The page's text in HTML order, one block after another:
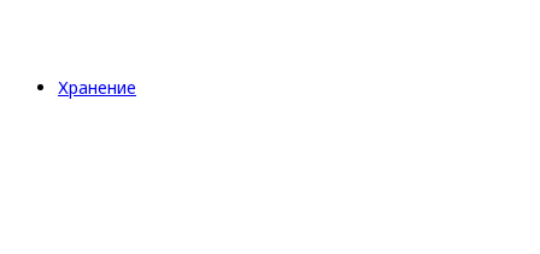
Хранение